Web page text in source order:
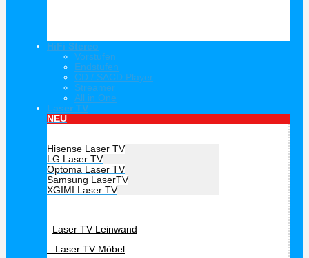
HiFi Stereo
Vorstufen
Endstufen
CD / SACD Player
Streamer
All in One
Laser TV
NEU
Hisense Laser TV
LG Laser TV
Optoma Laser TV
Samsung LaserTV
XGIMI Laser TV
Laser TV Leinwand
Laser TV Möbel